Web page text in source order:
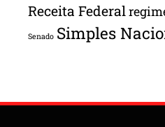
Receita Federal
Senado Simples